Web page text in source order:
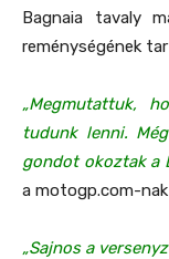
Bagnaia tavaly
reménységének
„Megmutattuk,
tudunk lenni.
gondot okoztak a
a motogp.com-
„Sajnos a